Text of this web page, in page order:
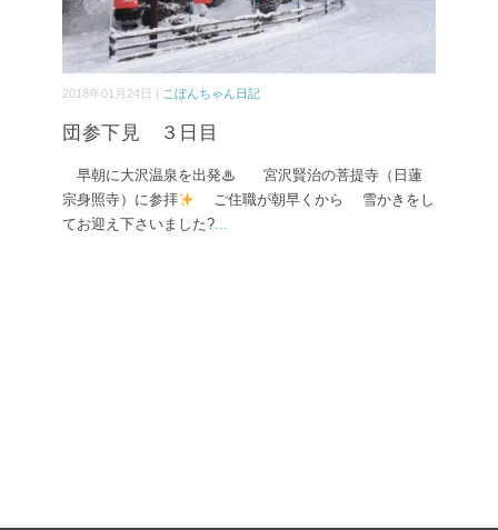
2018年01月24日 | こぼんちゃん日記
団参下見 ３日目
早朝に大沢温泉を出発♨ 宮沢賢治の菩提寺（日蓮
宗身照寺）に参拝
ご住職が朝早くから 雪かきをし
てお迎え下さいました?...